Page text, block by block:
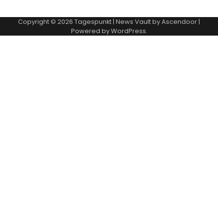
Copyright © 2026 Tagespunkt| News Vault byAscendoor|
Powered byWordPress.